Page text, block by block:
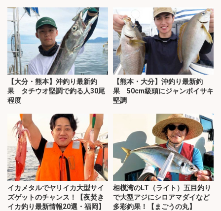
【大分・熊本】沖釣り最新釣
果 タチウオ堅調で釣る人30尾
程度
【熊本・大分】沖釣り最新釣
果 50cm級頭にジャンボイサキ
堅調
イカメタルでヤリイカ大型サイ
ズゲットのチャンス！【夜焚き
イカ釣り最新情報20選・福岡】
相模湾のLT（ライト）五目釣り
で大型アジにシロアマダイなど
多彩釣果！【まごうの丸】